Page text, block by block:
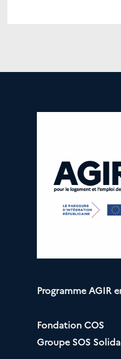
Programme AGIR
Fondation COS
Groupe SOS